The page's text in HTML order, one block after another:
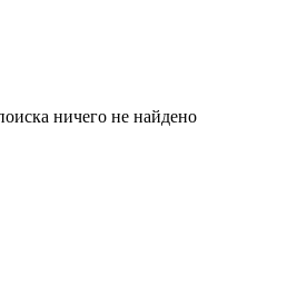
ничего не найдено